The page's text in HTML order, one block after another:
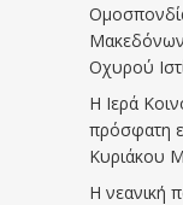
Οχυρού
Η Ιερά
πρόσφατη
Κυριάκου
Η νεανική